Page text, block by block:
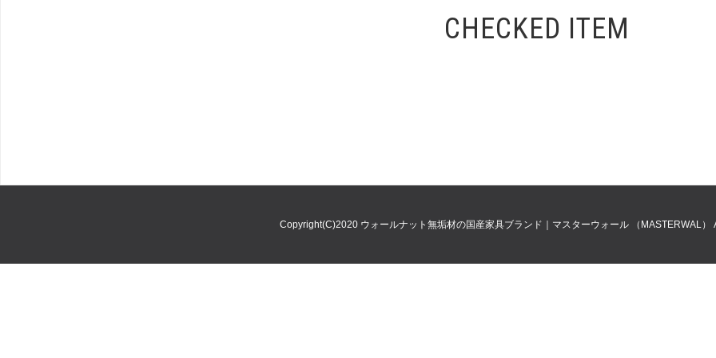
CHECKED ITEM
Copyright(C)2020 ウォールナット無垢材の国産家具ブランド｜マスターウォール （MASTERWAL）